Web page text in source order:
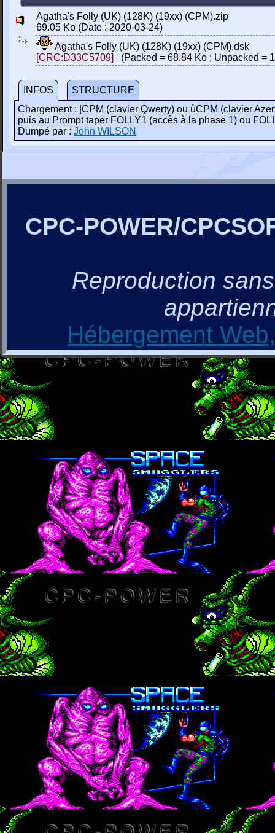
Agatha's Folly (UK) (128K) (19xx) (CPM).zip
69.05 Ko (Date : 2020-03-24)
Agatha's Folly (UK) (128K) (19xx) (CPM).dsk
[CRC:D33C5709]
(Packed = 68.84 Ko ; Unpacked =
INFOS
STRUCTURE
Chargement : |CPM (clavier Qwerty) ou ùCPM (clavier
puis au Prompt taper FOLLY1 (accès à la phase 1) ou
Dumpé par : John WILSON
CPC-POWER/
Reproduction
Hébergement